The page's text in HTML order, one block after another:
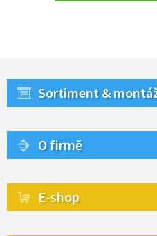
Sortiment &
O firmě
E-shop